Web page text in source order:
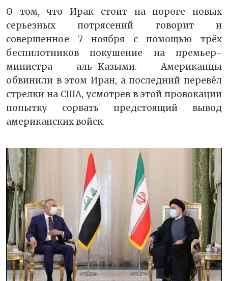
О том, что Ирак стоит на пороге новых
серьезных потрясений говорит и
совершенное 7 ноября с помощью трёх
беспилотников покушение на премьер-
министра аль-Казыми. Американцы
обвинили в этом Иран, а последний перевёл
стрелки на США, усмотрев в этой провокации
попытку сорвать предстоящий вывод
американских войск.